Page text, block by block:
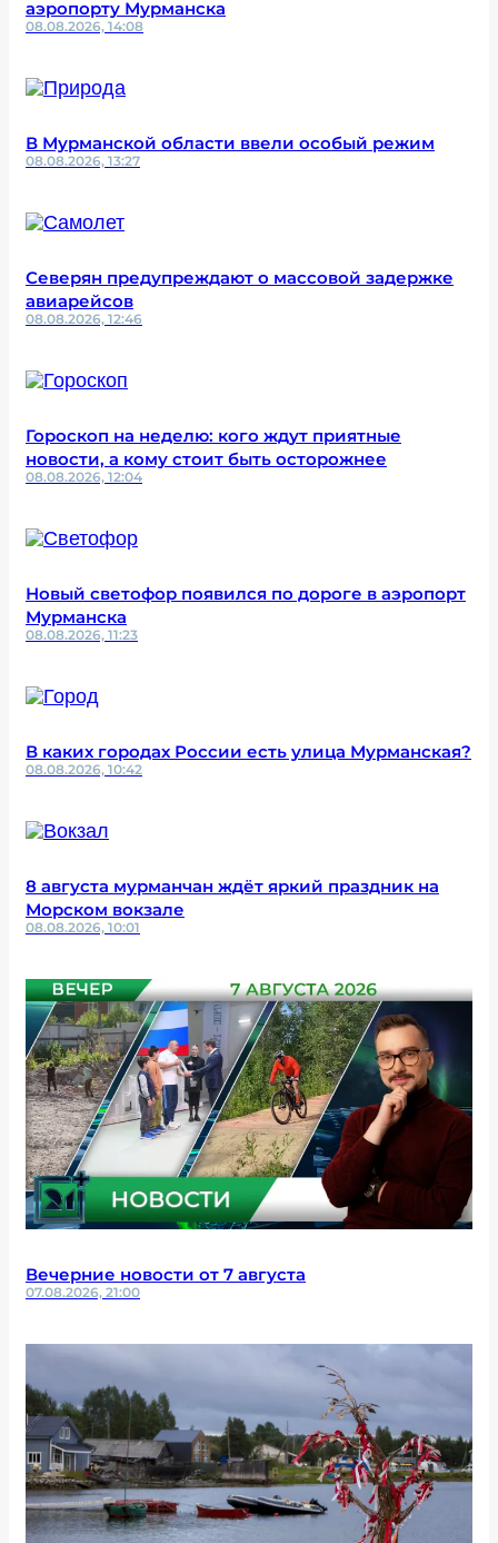
аэропорту Мурманска
08.08.2026, 14:08
В Мурманской области ввели особый режим
08.08.2026, 13:27
Северян предупреждают о массовой задержке
авиарейсов
08.08.2026, 12:46
Гороскоп на неделю: кого ждут приятные
новости, а кому стоит быть осторожнее
08.08.2026, 12:04
Новый светофор появился по дороге в аэропорт
Мурманска
08.08.2026, 11:23
В каких городах России есть улица Мурманская?
08.08.2026, 10:42
8 августа мурманчан ждёт яркий праздник на
Морском вокзале
08.08.2026, 10:01
Вечерние новости от 7 августа
07.08.2026, 21:00